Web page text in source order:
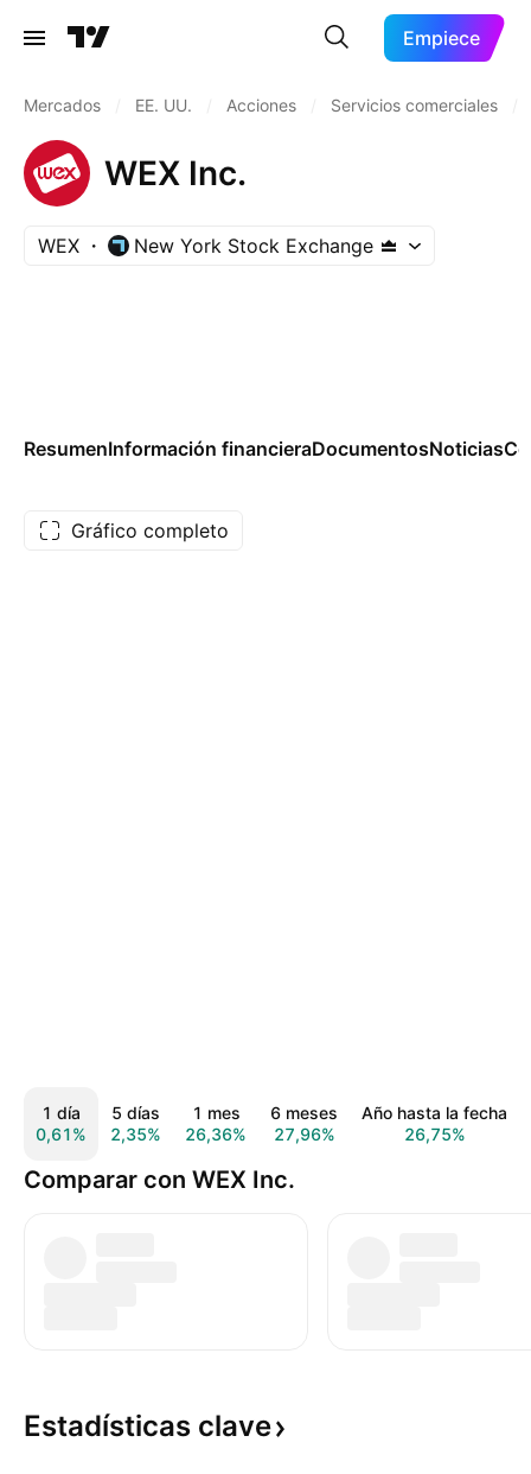
Empiece
Mercados EE. UU. Acciones Servicios comerciales
WEX Inc.
WEX New York Stock Exchange
ResumenInformación financieraDocumentosNoticias
Gráfico completo
1 día
0,61%
5 días
2,35%
1 mes
26,36%
6 meses
27,96%
Año hasta la fecha
26,75%
Comparar con WEX Inc.
Estadísticas clave